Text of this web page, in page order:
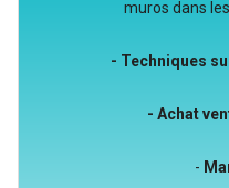
muros dans
- Techniques
- Achat
-